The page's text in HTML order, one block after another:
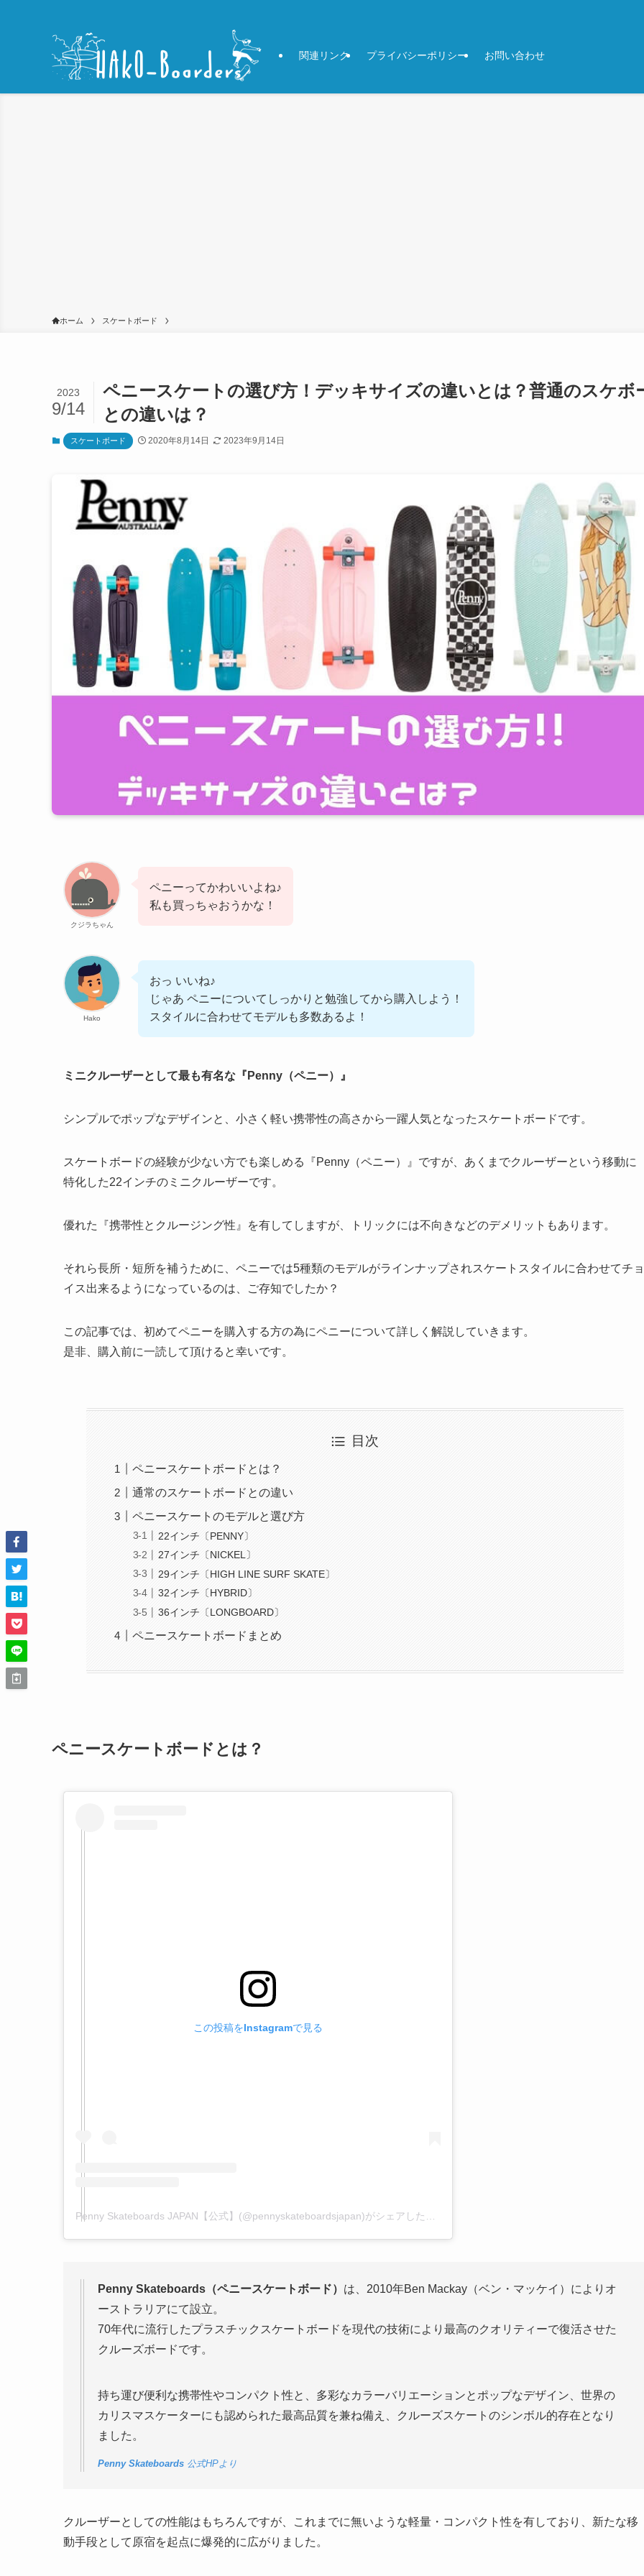
関連リンク プライバシーポリシー お問い合わせ
ホーム スケートボード
ペニースケートの選び方！デッキサイズの違いとは？普通のスケボ
との違いは？
2023
9/14
スケートボード 2020年8月14日 2023年9月14日
クジラちゃん
ペニーってかわいいよね♪
私も買っちゃおうかな！
Hako
おっ いいね♪
じゃあ ペニーについてしっかりと勉強してから購入しよう！
スタイルに合わせてモデルも多数あるよ！
ミニクルーザーとして最も有名な『Penny（ペニー）』
シンプルでポップなデザインと、小さく軽い携帯性の高さから一躍人気となったスケートボードです。
スケートボードの経験が少ない方でも楽しめる『Penny（ペニー）』ですが、あくまでクルーザーという移動に
特化した22インチのミニクルーザーです。
優れた『携帯性とクルージング性』を有してしますが、トリックには不向きなどのデメリットもあります。
それら長所・短所を補うために、ペニーでは5種類のモデルがラインナップされスケートスタイルに合わせてチョ
イス出来るようになっているのは、ご存知でしたか？
この記事では、初めてペニーを購入する方の為にペニーについて詳しく解説していきます。
是非、購入前に一読して頂けると幸いです。
目次
ペニースケートボードとは？
通常のスケートボードとの違い
ペニースケートのモデルと選び方
22インチ〔PENNY〕
27インチ〔NICKEL〕
29インチ〔HIGH LINE SURF SKATE〕
32インチ〔HYBRID〕
36インチ〔LONGBOARD〕
ペニースケートボードまとめ
ペニースケートボードとは？
この投稿をInstagramで見る
Penny Skateboards（ペニースケートボード） は、2010年Ben Mackay（ベン・マッケイ）によりオ
ーストラリアにて設立。
70年代に流行したプラスチックスケートボードを現代の技術により最高のクオリティーで復活させた
クルーズボードです。
持ち運び便利な携帯性やコンパクト性と、多彩なカラーバリエーションとポップなデザイン、世界の
カリスマスケーターにも認められた最高品質を兼ね備え、クルーズスケートのシンボル的存在となり
ました。
Penny Skateboards 公式HPより
クルーザーとしての性能はもちろんですが、これまでに無いような軽量・コンパクト性を有しており、新たな移
動手段として原宿を起点に爆発的に広がりました。